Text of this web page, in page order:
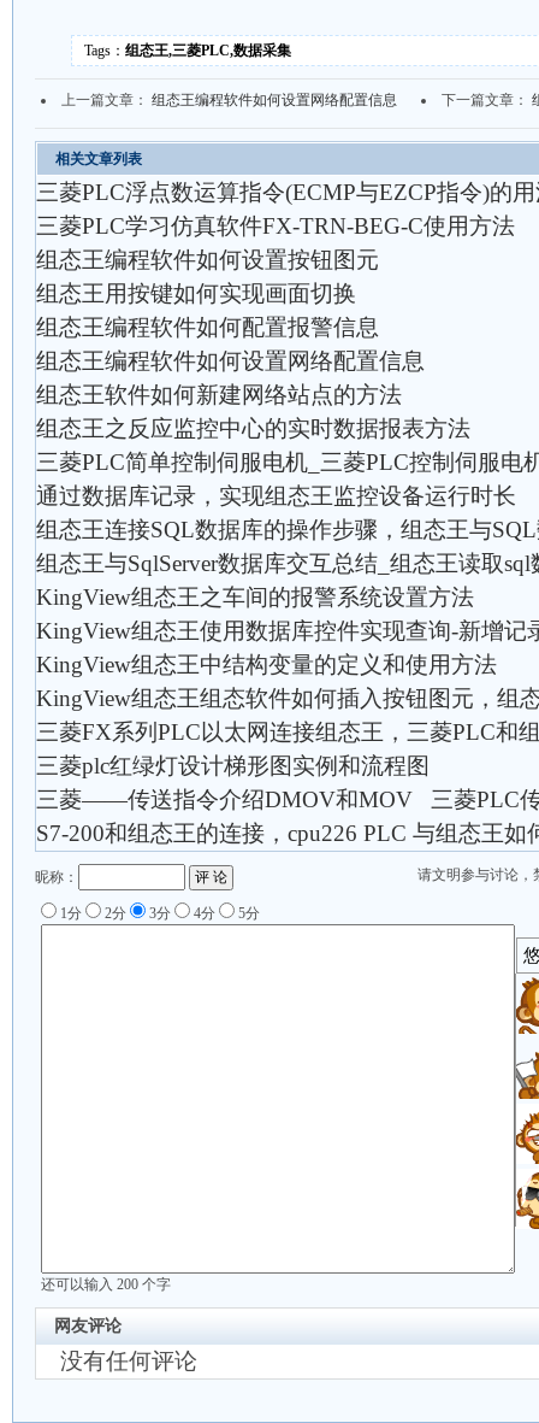
Tags： 组态王,三菱PLC,数据采集
上一篇文章： 组态王编程软件如何设置网络配置信息 下一篇文章：
相关文章列表
三菱PLC浮点数运算指令(ECMP与EZCP指令)的
三菱PLC学习仿真软件FX-TRN-BEG-C使用方法
组态王编程软件如何设置按钮图元
组态王用按键如何实现画面切换
组态王编程软件如何配置报警信息
组态王编程软件如何设置网络配置信息
组态王软件如何新建网络站点的方法
组态王之反应监控中心的实时数据报表方法
三菱PLC简单控制伺服电机_三菱PLC控制伺服电
通过数据库记录，实现组态王监控设备运行时长
组态王连接SQL数据库的操作步骤，组态王与
组态王与SqlServer数据库交互总结_组态王读取sql
KingView组态王之车间的报警系统设置方法
KingView组态王使用数据库控件实现查询-新增记
KingView组态王中结构变量的定义和使用方法
KingView组态王组态软件如何插入按钮图元，组
三菱FX系列PLC以太网连接组态王，三菱PLC和
三菱plc红绿灯设计梯形图实例和流程图
三菱——传送指令介绍DMOV和MOV 三菱PLC
S7-200和组态王的连接，cpu226 PLC 与组态王如
请文明参与讨论，
昵称：
1分 2分 3分 4分 5分
还可以输入 200 个字
网友评论
没有任何评论